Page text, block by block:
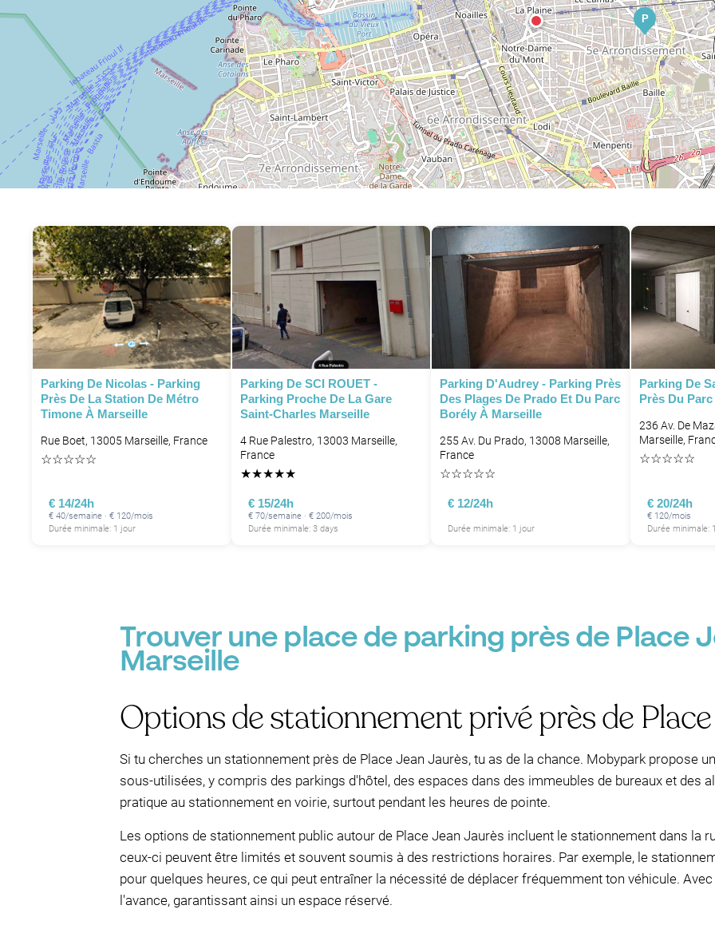
P
P
P
Parking De Nicolas - Parking
Près De La Station De Métro
Timone À Marseille
Rue Boet, 13005 Marseille, France
☆☆☆☆☆
€ 14/24h
€ 40/semaine · € 120/mois
Durée minimale: 1 jour
Parking De SCI ROUET -
Parking Proche De La Gare
Saint-Charles Marseille
4 Rue Palestro, 13003 Marseille,
France
★★★★★
€ 15/24h
€ 70/semaine · € 200/mois
Durée minimale: 3 days
Parking D'Audrey - Parking Près
Des Plages De Prado Et Du Parc
Borély À Marseille
255 Av. Du Prado, 13008 Marseille,
France
☆☆☆☆☆
€ 12/24h
Durée minimale: 1 jour
Parking De
Près Du
236 Av. De
Marseille,
☆☆☆☆☆
€ 20/24h
€ 120/mois
Durée minimale:
Trouver une place de parking près de Place
Marseille
Options de stationnement privé près de
Si tu cherches un stationnement près de Place Jean Jaurès, tu as de la chance. Mobypark propose
sous-utilisées, y compris des parkings d'hôtel, des espaces dans des immeubles de bureaux et des
pratique au stationnement en voirie, surtout pendant les heures de pointe.
Les options de stationnement public autour de Place Jean Jaurès incluent le stationnement dans la
ceux-ci peuvent être limités et souvent soumis à des restrictions horaires. Par exemple, le
pour quelques heures, ce qui peut entraîner la nécessité de déplacer fréquemment ton véhicule.
l'avance, garantissant ainsi un espace réservé.